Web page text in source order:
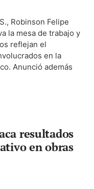
Robinson Felipe
la mesa de trabajo y
reflejan el
en la
Anunció además
resultados
en obras